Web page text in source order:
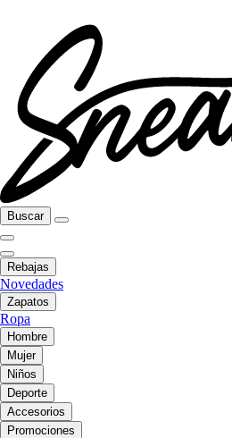
Buscar
Rebajas
Novedades
Zapatos
Ropa
Hombre
Mujer
Niños
Deporte
Accesorios
Promociones